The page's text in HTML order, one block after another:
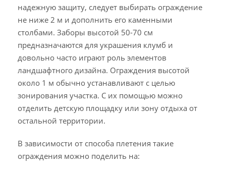
надежную защиту, следует выбирать ограждение
не ниже 2 м и дополнить его каменными
столбами. Заборы высотой 50-70 см
предназначаются для украшения клумб и
довольно часто играют роль элементов
ландшафтного дизайна. Ограждения высотой
около 1 м обычно устанавливают с целью
зонирования участка. С их помощью можно
отделить детскую площадку или зону отдыха от
остальной территории.
В зависимости от способа плетения такие
ограждения можно поделить на: